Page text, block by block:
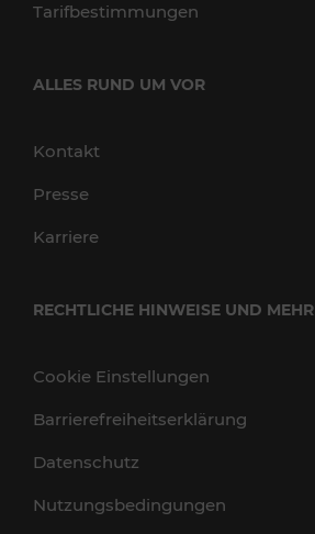
Tarifbestimmungen
ALLES RUND UM VOR
Kontakt
Presse
Karriere
RECHTLICHE HINWEISE UND MEHR
Cookie Einstellungen
Barrierefreiheitserklärung
Datenschutz
Nutzungsbedingungen